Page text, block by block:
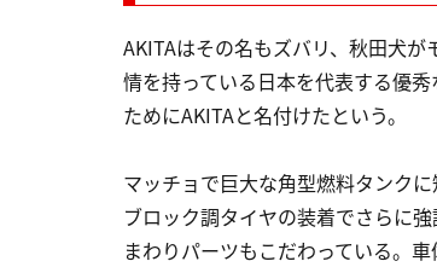
AKITAはその名もズバリ、秋田犬
情を持っている日本を代表する優
ためにAKITAと名付けたという。
マッチョで巨大な角型燃料タンク
ブロック調タイヤの装着でさらに
まわりパーツもこだわっている。